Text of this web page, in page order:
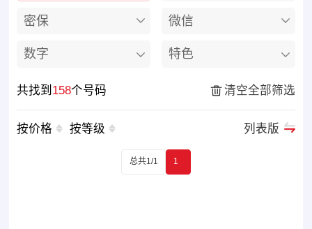
密保 微信
数字 特色
共找到 158个号码 清空全部筛选
按价格 按等级 列表版
总共1/1 1